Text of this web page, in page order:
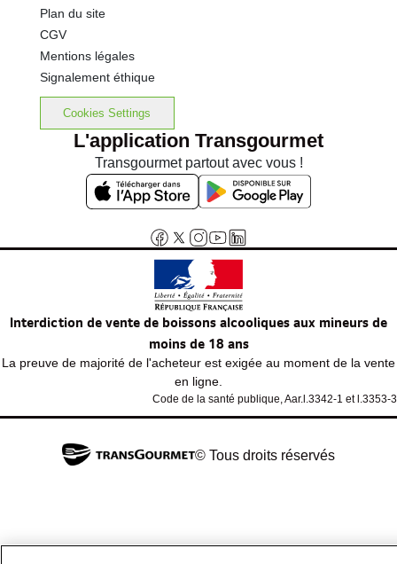
Plan du site
CGV
Mentions légales
Signalement éthique
Cookies Settings
L'application Transgourmet
Transgourmet partout avec vous !
Interdiction de vente de boissons alcooliques aux mineurs de
moins de 18 ans
La preuve de majorité de l'acheteur est exigée au moment de la vente
en ligne.
Code de la santé publique, Aar.l.3342-1 et l.3353-3
© Tous droits réservés